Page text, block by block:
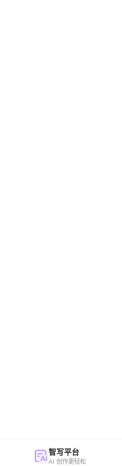
智写平台
AI 创作更轻松